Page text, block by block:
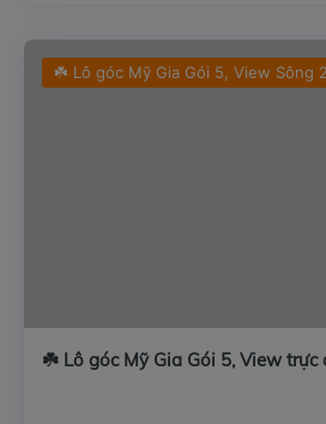
☘️ Lô góc Mỹ Gia Gói 5, View Sông
☘️ Lô góc Mỹ Gia Gói 5, View trực